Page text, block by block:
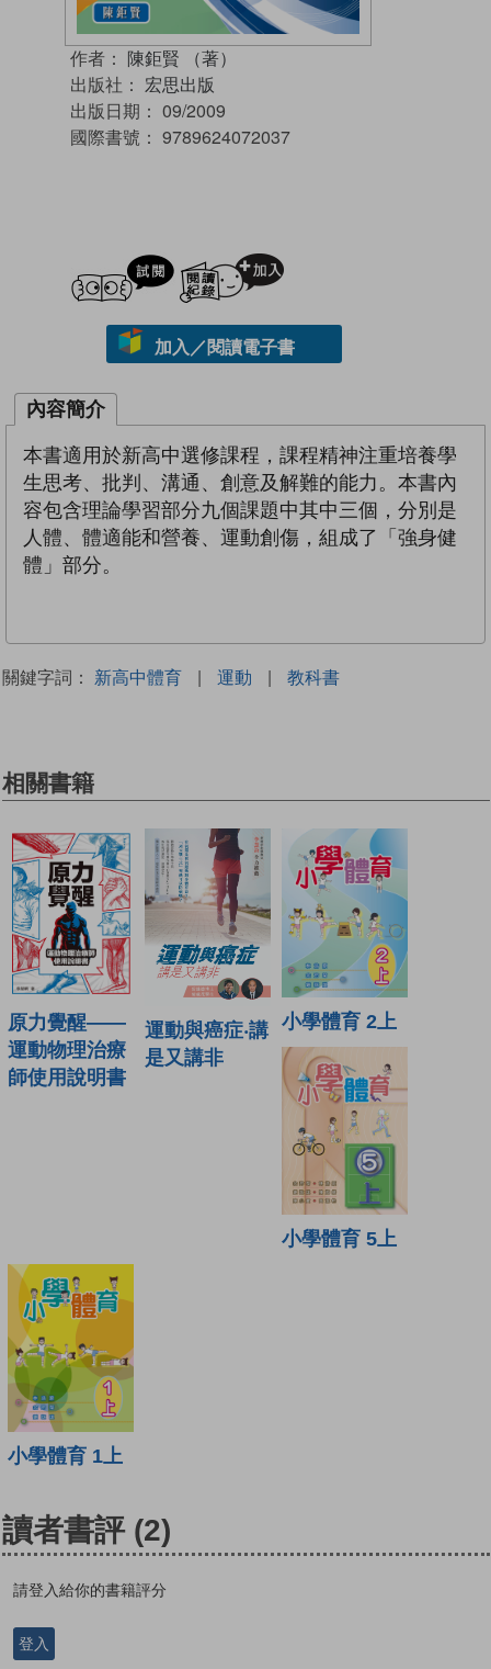
作者： 陳鉅賢 （著）
出版社： 宏思出版
出版日期： 09/2009
國際書號： 9789624072037
試閲
加入／閱讀電子書
內容簡介
本書適用於新高中選修課程，課程精神注重培養學
生思考、批判、溝通、創意及解難的能力。本書內
容包含理論學習部分九個課題中其中三個，分別是
人體、體適能和營養、運動創傷，組成了「強身健
體」部分。
關鍵字詞： 新高中體育 | 運動 | 教科書
相關書籍
原力覺醒——
運動物理治療
師使用說明書
運動與癌症‧講
是又講非
小學體育 2上
小學體育 5上
小學體育 1上
讀者書評 (2)
請登入給你的書籍評分
登入